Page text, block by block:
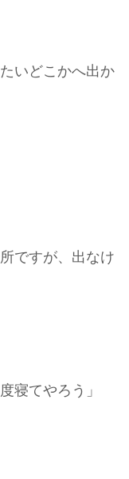
いどこかへ出か
ですが、出なけ
寝てやろう」